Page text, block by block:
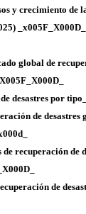
y crecimiento de
_x005F_X000D_
global de
desastres por
de desastres
recuperación de
de